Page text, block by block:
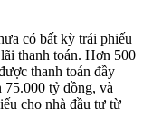
có bất kỳ trái phiếu
thanh toán. Hơn 500
thanh toán đầy
75.000 tỷ đồng, và
cho nhà đầu tư từ